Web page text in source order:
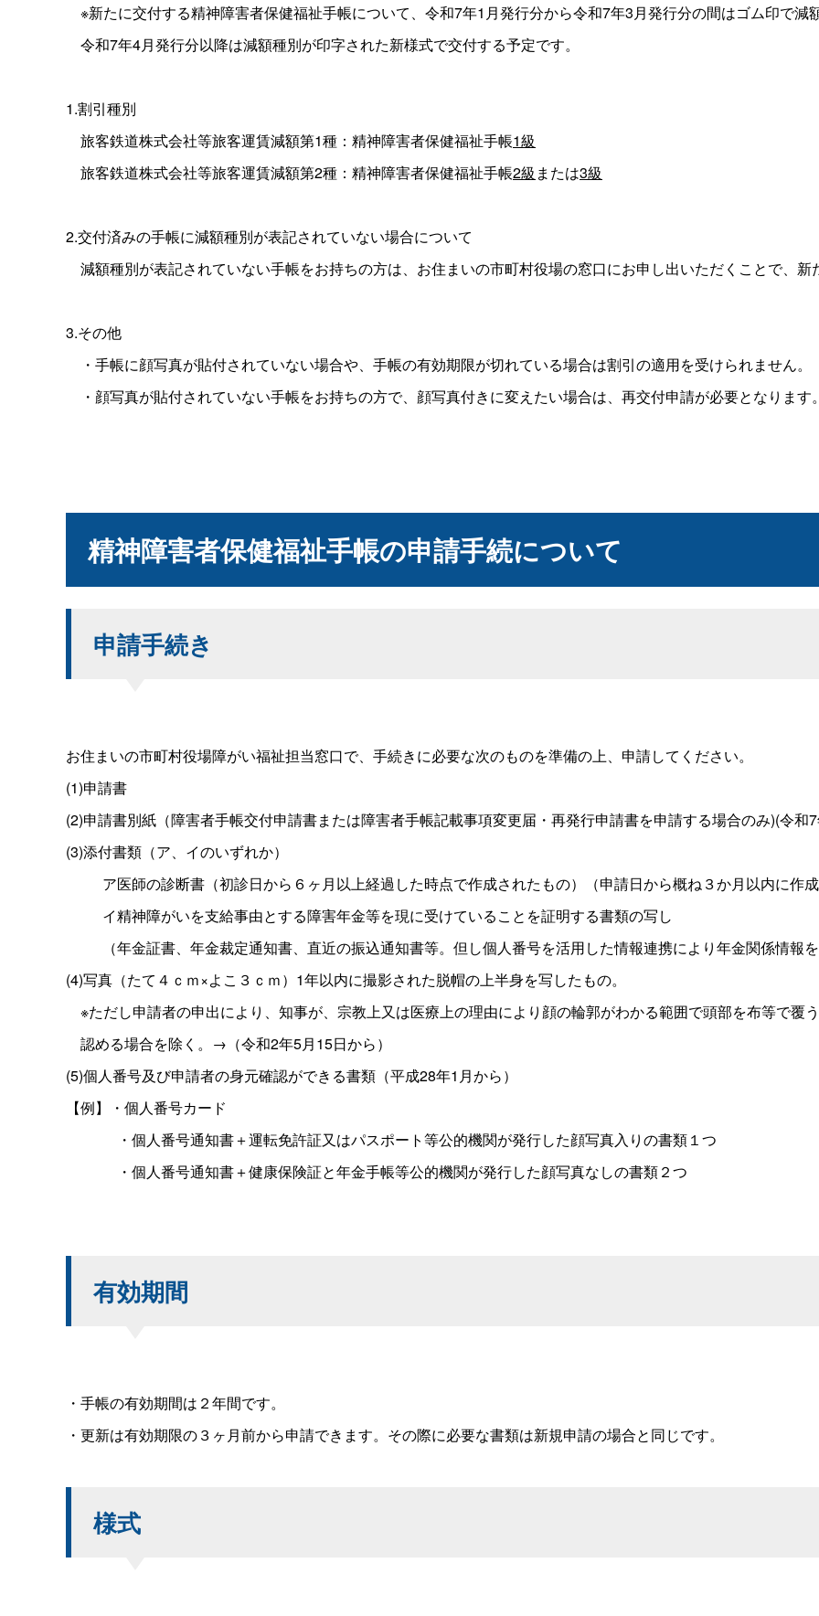
※新たに交付する精神障害者保健福祉手帳について、令和7年1月発行分から令和7年3月発行分の間はゴム印で減
令和7年4月発行分以降は減額種別が印字された新様式で交付する予定です。
1.割引種別
旅客鉄道株式会社等旅客運賃減額第1種：精神障害者保健福祉手帳1級
旅客鉄道株式会社等旅客運賃減額第2種：精神障害者保健福祉手帳2級 または3級
2.交付済みの手帳に減額種別が表記されていない場合について
減額種別が表記されていない手帳をお持ちの方は、お住まいの市町村役場の窓口にお申し出いただくことで、
3.その他
・手帳に顔写真が貼付されていない場合や、手帳の有効期限が切れている場合は割引の適用を受けられません。
・顔写真が貼付されていない手帳をお持ちの方で、顔写真付きに変えたい場合は、再交付申請が必要となります
精神障害者保健福祉手帳の申請手続について
申請手続き
お住まいの市町村役場障がい福祉担当窓口で、手続きに必要な次のものを準備の上、申請してください。
(1)申請書
(2)申請書別紙（障害者手帳交付申請書または障害者手帳記載事項変更届・再発行申請書を申請する場合のみ)(令和
(3)添付書類（ア、イのいずれか）
ア医師の診断書（初診日から６ヶ月以上経過した時点で作成されたもの）（申請日から概ね３か月以内に作
イ精神障がいを支給事由とする障害年金等を現に受けていることを証明する書類の写し
（年金証書、年金裁定通知書、直近の振込通知書等。但し個人番号を活用した情報連携により年金関係情報
(4)写真（たて４ｃｍ×よこ３ｃｍ）1年以内に撮影された脱帽の上半身を写したもの。
※ただし申請者の申出により、知事が、宗教上又は医療上の理由により顔の輪郭がわかる範囲で頭部を布等で覆
認める場合を除く。→（令和2年5月15日から）
(5)個人番号及び申請者の身元確認ができる書類（平成28年1月から）
【例】・個人番号カード
・個人番号通知書＋運転免許証又はパスポート等公的機関が発行した顔写真入りの書類１つ
・個人番号通知書＋健康保険証と年金手帳等公的機関が発行した顔写真なしの書類２つ
有効期間
・手帳の有効期間は２年間です。
・更新は有効期限の３ヶ月前から申請できます。その際に必要な書類は新規申請の場合と同じです。
様式